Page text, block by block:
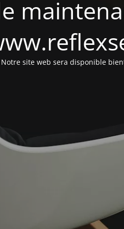
Notre site web sera disponible